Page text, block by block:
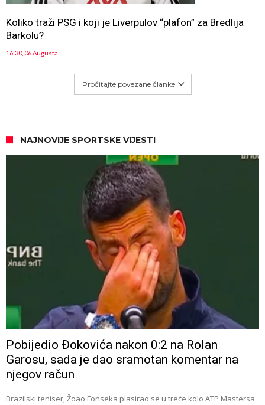
Koliko traži PSG i koji je Liverpulov “plafon” za Bredlija
Barkolu?
16:30, 06 Augusta
Pročitajte povezane članke
NAJNOVIJE SPORTSKE VIJESTI
Pobijedio Đokovića nakon 0:2 na Rolan
Garosu, sada je dao sramotan komentar na
njegov račun
Brazilski teniser, Žoao Fonseka plasirao se u treće kolo ATP Mastersa